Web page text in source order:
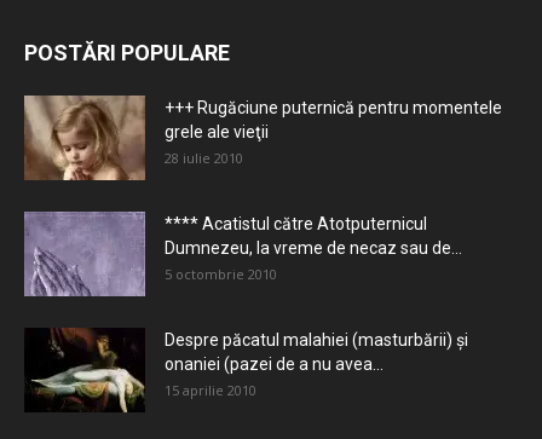
POSTĂRI POPULARE
+++ Rugăciune puternică pentru momentele
grele ale vieţii
28 iulie 2010
**** Acatistul către Atotputernicul
Dumnezeu, la vreme de necaz sau de...
5 octombrie 2010
Despre păcatul malahiei (masturbării) şi
onaniei (pazei de a nu avea...
15 aprilie 2010